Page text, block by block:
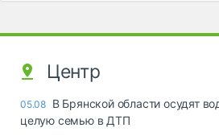
Центр
05.08 В Брянской области осудят
целую семью в ДТП